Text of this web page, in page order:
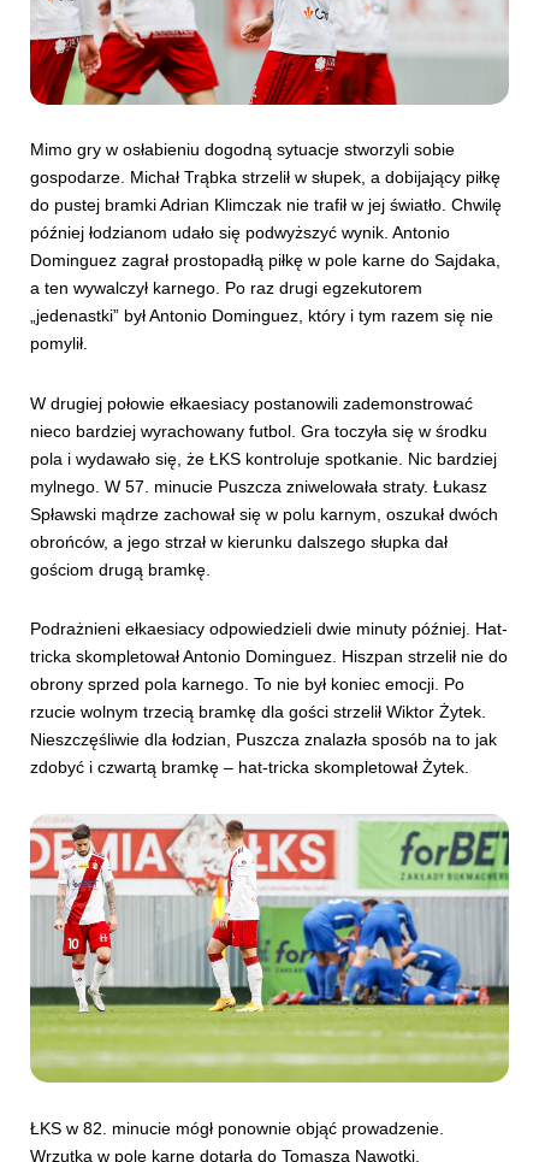
Mimo gry w osłabieniu dogodną sytuacje stworzyli sobie
gospodarze. Michał Trąbka strzelił w słupek, a dobijający piłkę
do pustej bramki Adrian Klimczak nie trafił w jej światło. Chwilę
później łodzianom udało się podwyższyć wynik. Antonio
Dominguez zagrał prostopadłą piłkę w pole karne do Sajdaka,
a ten wywalczył karnego. Po raz drugi egzekutorem
„jedenastki” był Antonio Dominguez, który i tym razem się nie
pomylił.
W drugiej połowie ełkaesiacy postanowili zademonstrować
nieco bardziej wyrachowany futbol. Gra toczyła się w środku
pola i wydawało się, że ŁKS kontroluje spotkanie. Nic bardziej
mylnego. W 57. minucie Puszcza zniwelowała straty. Łukasz
Spławski mądrze zachował się w polu karnym, oszukał dwóch
obrońców, a jego strzał w kierunku dalszego słupka dał
gościom drugą bramkę.
Podrażnieni ełkaesiacy odpowiedzieli dwie minuty później. Hat-
tricka skompletował Antonio Dominguez. Hiszpan strzelił nie do
obrony sprzed pola karnego. To nie był koniec emocji. Po
rzucie wolnym trzecią bramkę dla gości strzelił Wiktor Żytek.
Nieszczęśliwie dla łodzian, Puszcza znalazła sposób na to jak
zdobyć i czwartą bramkę – hat-tricka skompletował Żytek.
ŁKS w 82. minucie mógł ponownie objąć prowadzenie.
Wrzutka w pole karne dotarła do Tomasza Nawotki.